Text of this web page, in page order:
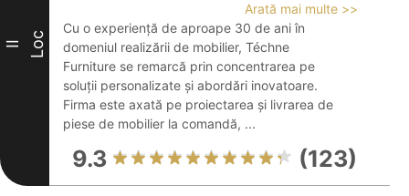
II Loc
Arată mai multe >>
Cu o experiență de aproape 30 de ani în
domeniul realizării de mobilier, Téchne
Furniture se remarcă prin concentrarea pe
soluții personalizate și abordări inovatoare.
Firma este axată pe proiectarea și livrarea de
piese de mobilier la comandă, ...
9.3 (123)